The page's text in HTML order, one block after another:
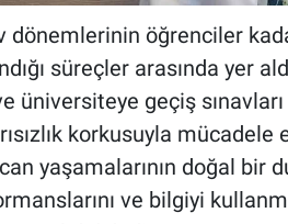
dönemlerinin öğrenciler
süreçler arasında yer
üniversiteye geçiş
korkusuyla
yaşamalarının doğal bir
ve bilgiyi